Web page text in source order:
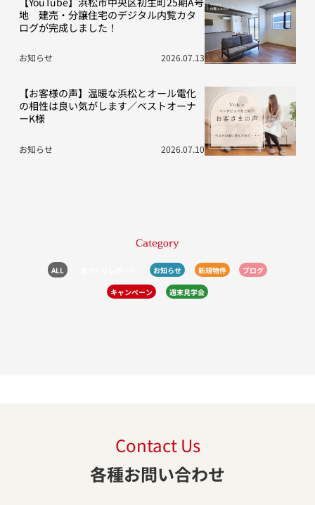
地 建売・分譲住宅のデジタル内覧カタ
ログが完成しました！
お知らせ 2026.07.13
【お客様の声】温暖な浜松とオール電化
の相性は良い気がします／ベストオーナ
ーK様
お知らせ 2026.07.10
Category
ALL お知らせ 新規物件 ブログ
キャンペーン 週末見学会
Contact Us
各種お問い合わせ